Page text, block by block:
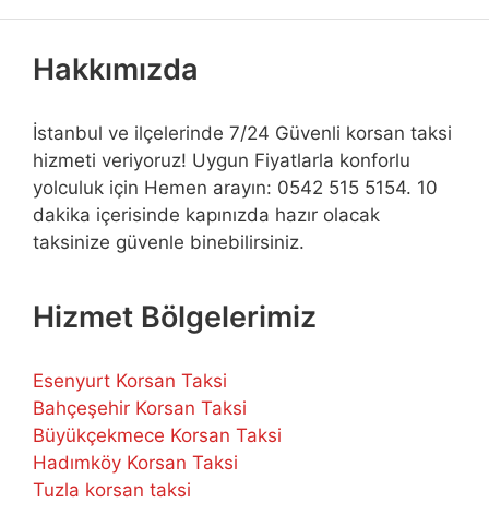
Hakkımızda
İstanbul ve ilçelerinde 7/24 Güvenli korsan taksi
hizmeti veriyoruz! Uygun Fiyatlarla konforlu
yolculuk için Hemen arayın: 0542 515 5154. 10
dakika içerisinde kapınızda hazır olacak
taksinize güvenle binebilirsiniz.
Hizmet Bölgelerimiz
Esenyurt Korsan Taksi
Bahçeşehir Korsan Taksi
Büyükçekmece Korsan Taksi
Hadımköy Korsan Taksi
Tuzla korsan taksi